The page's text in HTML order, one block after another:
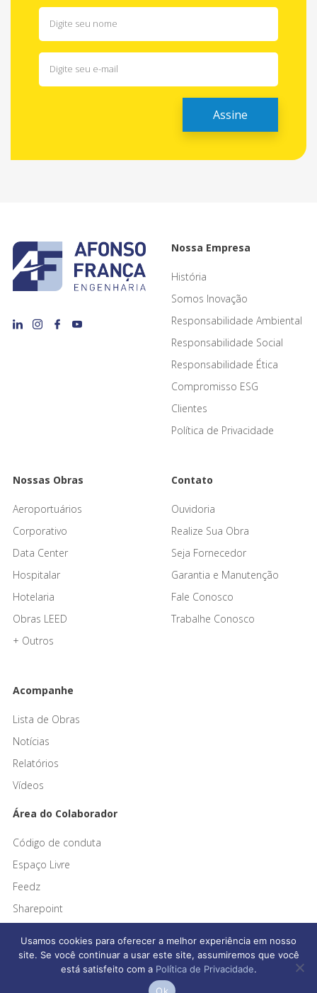
Nossa Empresa
História
Somos Inovação
Responsabilidade Ambiental
Responsabilidade Social
Responsabilidade Ética
Compromisso ESG
Clientes
Política de Privacidade
Nossas Obras
Aeroportuários
Corporativo
Data Center
Hospitalar
Hotelaria
Obras LEED
+ Outros
Contato
Ouvidoria
Realize Sua Obra
Seja Fornecedor
Garantia e Manutenção
Fale Conosco
Trabalhe Conosco
Acompanhe
Lista de Obras
Notícias
Relatórios
Vídeos
Área do Colaborador
Código de conduta
Espaço Livre
Feedz
Sharepoint
Afonso França Engenharia © 2026 Todos os direitos reservados
Usamos cookies para oferecer a melhor experiência em nosso
site. Se você continuar a usar este site, assumiremos que você
está satisfeito com a Política de Privacidade.
Ok